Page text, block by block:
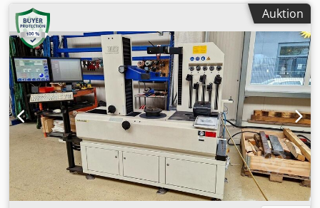
Auktion